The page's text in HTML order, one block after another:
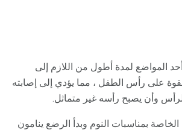
المواضع لمدة أطول من اللازم إلى
على رأس الطفل ، مما يؤدي إلى إصابته
وأن يصبح رأسه غير متماثل.
بمناسبات النوم وبدأ الرضع ينامون